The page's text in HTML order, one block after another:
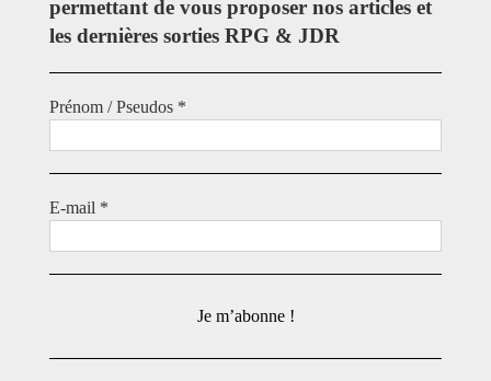
Get Social
permettant de vous proposer nos articles et
les dernières sorties RPG & JDR
Prénom / Pseudos *
E-mail *